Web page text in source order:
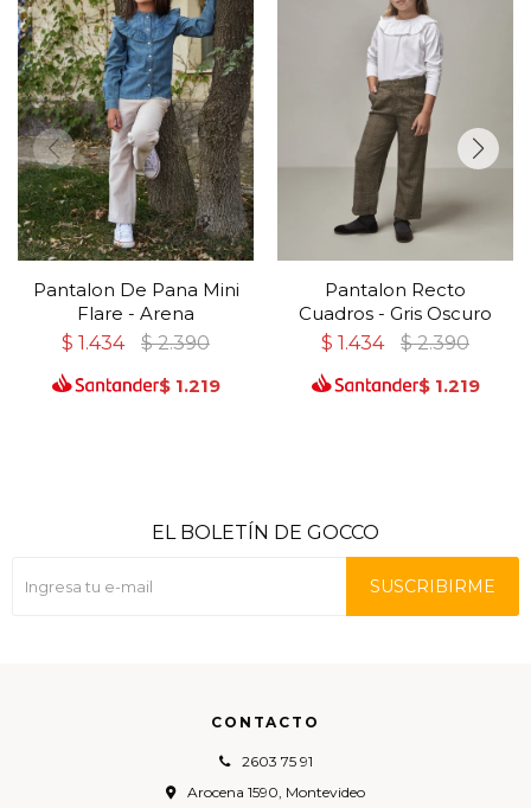
Pantalon De Pana Mini
Flare - Arena
$ 1.434 $ 2.390
$ 1.219
Pantalon Recto
Cuadros - Gris Oscuro
$ 1.434 $ 2.390
$ 1.219
CONTACTO
2603 75 91
Arocena 1590, Montevideo
EL BOLETÍN DE GOCCO
SUSCRIBIRME